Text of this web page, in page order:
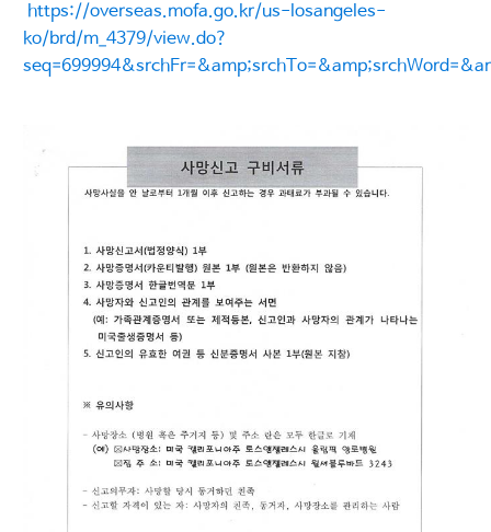
https://overseas.mofa.go.kr/us-losangeles-
ko/brd/m_4379/view.do?